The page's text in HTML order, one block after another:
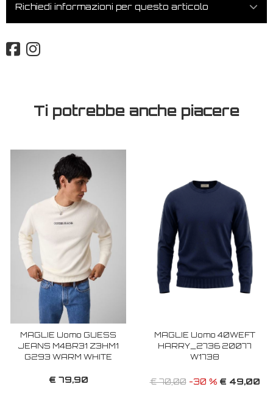
Richiedi informazioni per questo articolo
Ti potrebbe anche piacere
MAGLIE Uomo GUESS
JEANS M4BR31 Z3HM1
G293 WARM WHITE
€ 79,90
MAGLIE Uomo 40WEFT
HARRY_2736 20077
W1738
€ 70,00-30 % € 49,00